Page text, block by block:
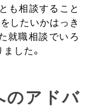
も相談すること
したいかはっき
就職相談でいろ
した。
のアドバ